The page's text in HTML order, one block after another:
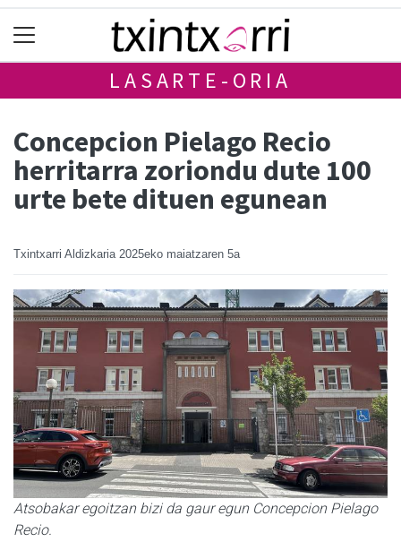
LASARTE-ORIA
Concepcion Pielago Recio
herritarra zoriondu dute 100
urte bete dituen egunean
Txintxarri Aldizkaria 2025eko maiatzaren 5a
Atsobakar egoitzan bizi da gaur egun Concepcion Pielago
Recio.